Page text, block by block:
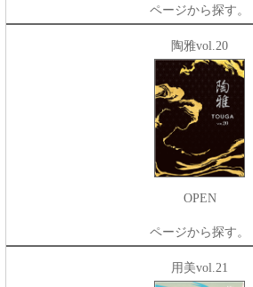
ページから探す。
陶雅vol.20
OPEN
ページから探す。
用美vol.21